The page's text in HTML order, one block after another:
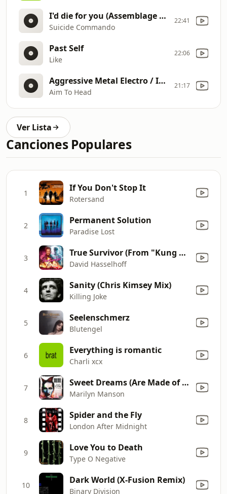
I'd die for you (Assemblage 23 Remix)
Suicide Commando
22:41
Past Self
Like
22:06
Aggressive Metal Electro / Industrial Bass Mix
Aim To Head
21:17
Ver Lista
Canciones Populares
1 If You Don't Stop It
Rotersand
2 Permanent Solution
Paradise Lost
3 True Survivor (From "Kung Fury")
David Hasselhoff
4 Sanity (Chris Kimsey Mix)
Killing Joke
5 Seelenschmerz
Blutengel
6 Everything is romantic
Charli xcx
7 Sweet Dreams (Are Made of This)
Marilyn Manson
8 Spider and the Fly
London After Midnight
9 Love You to Death
Type O Negative
10 Dark World (X-Fusion Remix)
Binary Division